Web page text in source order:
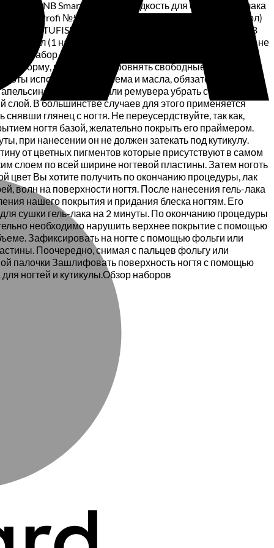
лака PNB Smart I входит: Жидкость для снятия гель-лака
Tufi Profi №5 пилочка 180/240 и бафф 120/120 (фиол)
TUFISHOP — розовая, 240х180х50 мм База PNB
PNB, 8 мл (1 на выбор) С набором для гель-лака больше не
набор для гель-лака PNB Smart I вы сами сможете
форму, после чего выровнять свободные края
использовались крема и масла, обязательно
палочки или ремувера убрать с ногтевой
слой. В большинстве случаев для этого применяется
глянец с ногтя. Не переусердствуйте, так как,
ногтя базой, желательно покрыть его праймером.
при нанесении он не должен затекать под кутикулу.
от цветных пигментов которые присутствуют в самом
слоем по всей ширине ногтевой пластины. Затем ноготь
цвет Вы хотите получить по окончанию процедуры, лак
волн на поверхности ногтя. После нанесения гель-лака
нашего покрытия и придания блеска ногтям. Его
сушки гель-лака на 2 минуты. По окончанию процедуры
необходимо нарушить верхнее покрытие с помощью
Зафиксировать на ногте с помощью фольги или
Поочередно, снимая с пальцев фольгу или
палочки Зашлифовать поверхность ногтя с помощью
ногтей и кутикулы.Обзор наборов